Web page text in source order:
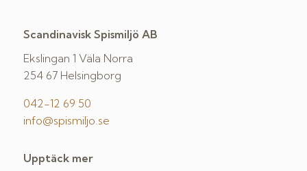
Scandinavisk Spismiljö AB
Ekslingan 1 Väla Norra
254 67 Helsingborg
042-12 69 50
info@spismiljo.se
Upptäck mer